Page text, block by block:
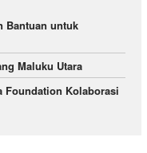
Bantuan untuk
Maluku Utara
Foundation Kolaborasi